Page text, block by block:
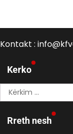
Kontakt :
Kerko
Kërko
për:
Rreth nesh